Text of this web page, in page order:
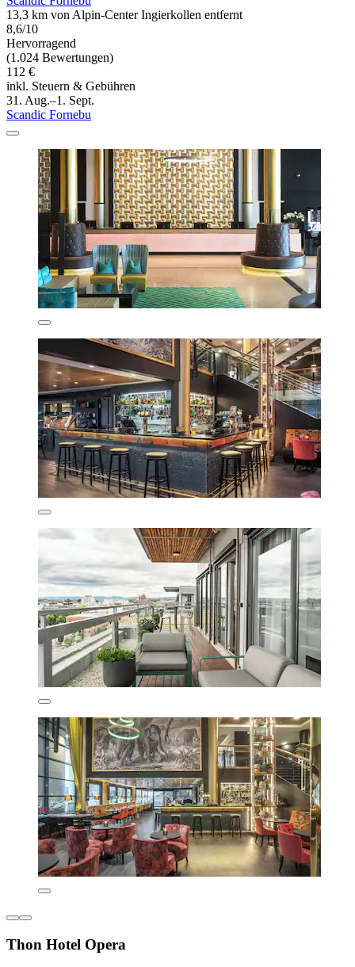
13,3 km von Alpin-Center Ingierkollen entfernt
8,6/10
Hervorragend
(1.024 Bewertungen)
112 €
inkl. Steuern & Gebühren
31. Aug.–1. Sept.
Scandic Fornebu
Thon Hotel Opera